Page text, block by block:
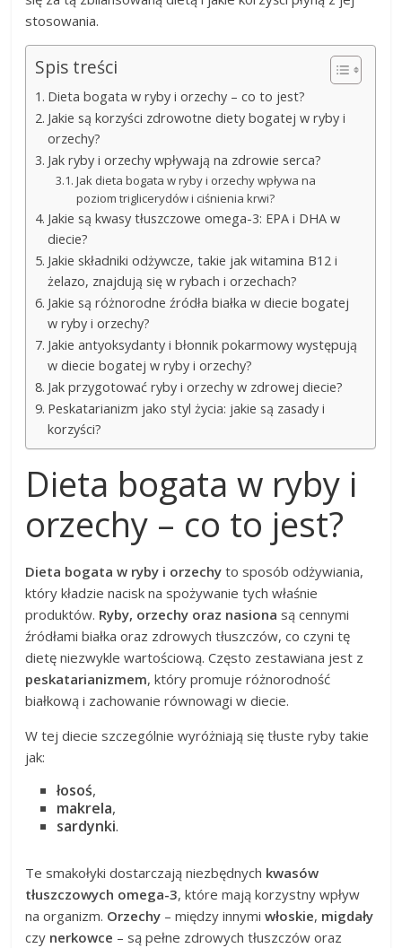
stosowania.
Spis treści
Dieta bogata w ryby i orzechy – co to jest?
Jakie są korzyści zdrowotne diety bogatej w ryby i
orzechy?
Jak ryby i orzechy wpływają na zdrowie serca?
Jak dieta bogata w ryby i orzechy wpływa na
poziom triglicerydów i ciśnienia krwi?
Jakie są kwasy tłuszczowe omega-3: EPA i DHA w
diecie?
Jakie składniki odżywcze, takie jak witamina B12 i
żelazo, znajdują się w rybach i orzechach?
Jakie są różnorodne źródła białka w diecie bogatej
w ryby i orzechy?
Jakie antyoksydanty i błonnik pokarmowy występują
w diecie bogatej w ryby i orzechy?
Jak przygotować ryby i orzechy w zdrowej diecie?
Peskatarianizm jako styl życia: jakie są zasady i
korzyści?
Dieta bogata w ryby i
orzechy – co to jest?
Dieta bogata w ryby i orzechy to sposób odżywiania,
który kładzie nacisk na spożywanie tych właśnie
produktów. Ryby, orzechy oraz nasiona są cennymi
źródłami białka oraz zdrowych tłuszczów, co czyni tę
dietę niezwykle wartościową. Często zestawiana jest z
peskatarianizmem, który promuje różnorodność
białkową i zachowanie równowagi w diecie.
W tej diecie szczególnie wyróżniają się tłuste ryby takie
jak:
łosoś,
makrela,
sardynki.
Te smakołyki dostarczają niezbędnych kwasów
tłuszczowych omega-3, które mają korzystny wpływ
na organizm. Orzechy – między innymiwłoskie, migdały
czy nerkowce – są pełne zdrowych tłuszczów oraz